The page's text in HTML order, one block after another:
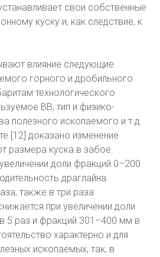
свои собственные
куску и, как следствие, к
влияние следующие
горного и дробильного
технологического
ВВ, тип и физико-
полезного ископаемого и т.д.
[12] доказано изменение
размера куска в забое.
доли фракций 0–200
драглайна
также в три раза
при увеличении доли
5 раз и фракций 301–400 мм в
характерно и для
ископаемых, так, в